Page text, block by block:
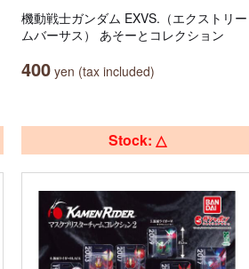
機動戦士ガンダム EXVS.（エクストリー
ムバーサス） あそーとコレクション
400 yen (tax included)
Stock: △